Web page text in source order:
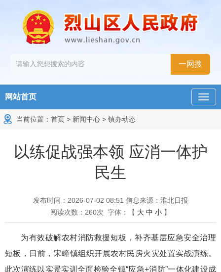
网站首页
当前位置： 首页 > 新闻中心 > 镇办动态
以练促战强本领 应消一体护
民生
发布时间：2026-07-02 08:51 信息来源：淮北日报
阅读次数： 260次 字体：【 大 中 小 】
为有效破解农村消防救援短板，补齐基层应急安全治理
短板，日前，宋疃镇组织开展农村民房火灾处置实战演练。
此次演练以实景实训全面检验全镇“应急+消防”一体化建设成